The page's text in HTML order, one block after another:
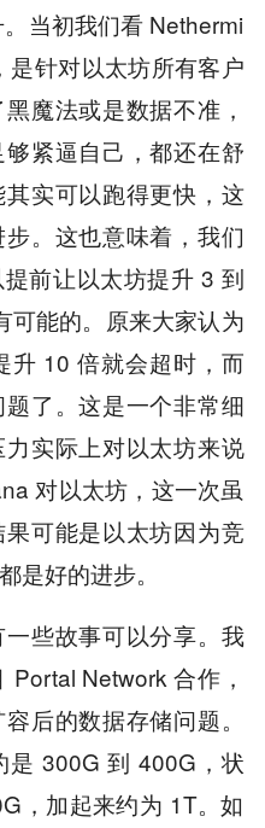
当初我们看 Nethermi
是针对以太坊所有客户
魔法或是数据不准，
紧逼自己，都还在舒
实可以跑得更快，这
。这也意味着，我们
前让以太坊提升 3 到
可能的。原来大家认为
升 10 倍就会超时，而
了。这是一个非常细
实际上对以太坊来说
对以太坊，这一次虽
可能是以太坊因为竞
是好的进步。
些故事可以分享。我
Network 合作，
后的数据存储问题。
300G 到 400G，状
，加起来约为 1T。如